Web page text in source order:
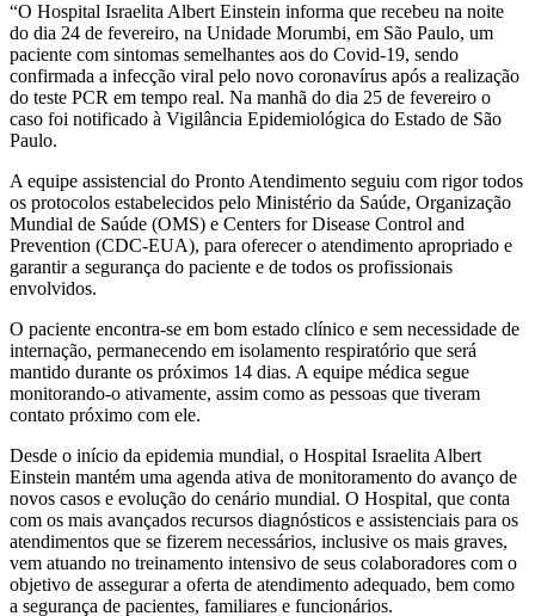
“O Hospital Israelita Albert Einstein informa que recebeu na noite
do dia 24 de fevereiro, na Unidade Morumbi, em São Paulo, um
paciente com sintomas semelhantes aos do Covid-19, sendo
confirmada a infecção viral pelo novo coronavírus após a realização
do teste PCR em tempo real. Na manhã do dia 25 de fevereiro o
caso foi notificado à Vigilância Epidemiológica do Estado de São
Paulo.
A equipe assistencial do Pronto Atendimento seguiu com rigor todos
os protocolos estabelecidos pelo Ministério da Saúde, Organização
Mundial de Saúde (OMS) e Centers for Disease Control and
Prevention (CDC-EUA), para oferecer o atendimento apropriado e
garantir a segurança do paciente e de todos os profissionais
envolvidos.
O paciente encontra-se em bom estado clínico e sem necessidade de
internação, permanecendo em isolamento respiratório que será
mantido durante os próximos 14 dias. A equipe médica segue
monitorando-o ativamente, assim como as pessoas que tiveram
contato próximo com ele.
Desde o início da epidemia mundial, o Hospital Israelita Albert
Einstein mantém uma agenda ativa de monitoramento do avanço de
novos casos e evolução do cenário mundial. O Hospital, que conta
com os mais avançados recursos diagnósticos e assistenciais para os
atendimentos que se fizerem necessários, inclusive os mais graves,
vem atuando no treinamento intensivo de seus colaboradores com o
objetivo de assegurar a oferta de atendimento adequado, bem como
a segurança de pacientes, familiares e funcionários.